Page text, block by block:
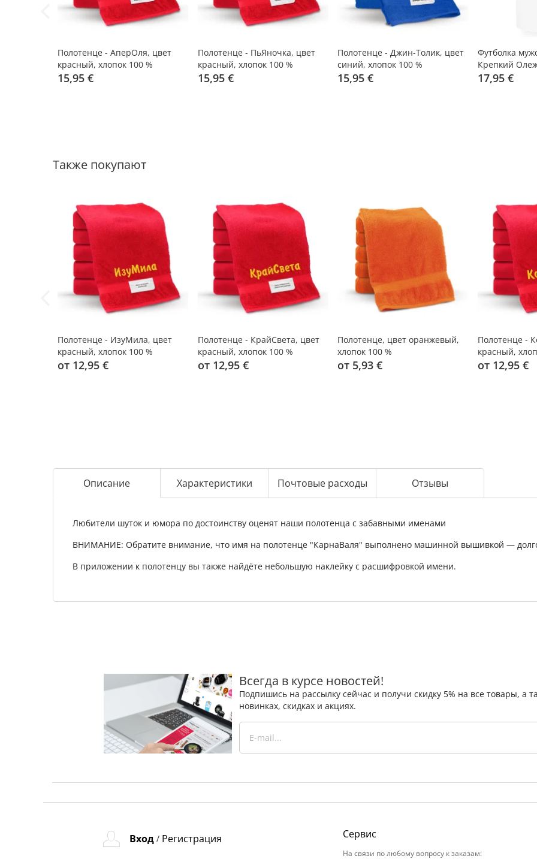
Полотенце - АперОля, цвет
красный, хлопок 100 %
15,95 €
Полотенце - ПьЯночка, цвет
красный, хлопок 100 %
15,95 €
Полотенце - Джин-Толик, цвет
синий, хлопок 100 %
15,95 €
Футболка
Крепкий
размер 3XL
17,95 €
Также покупают
Полотенце - ИзуМила, цвет
красный, хлопок 100 %
от 12,95 €
Полотенце - КрайСвета, цвет
красный, хлопок 100 %
от 12,95 €
Полотенце, цвет оранжевый,
хлопок 100 %
от 5,93 €
Полотенце -
красный,
от 12,95 €
Описание Характеристики Почтовые расходы Отзывы
Любители шуток и юмора по достоинству оценят наши полотенца с забавными именами
ВНИМАНИЕ: Обратите внимание, что имя на полотенце "КарнаВаля" выполнено машинной вышивкой —
В приложении к полотенцу вы также найдёте небольшую наклейку с расшифровкой имени.
Всегда в курсе новостей!
Подпишись на рассылку сейчас и получи скидку 5% на все товары,
новинках, скидках и акциях.
Вход / Регистрация Сервис
На связи по любому вопросу к заказам: